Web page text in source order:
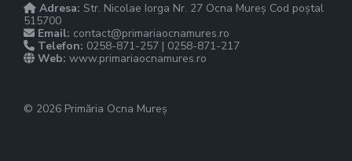
Adresa: Str. Nicolae Iorga Nr. 27 Ocna Mureș Cod poștal
515700
Email: contact@primariaocnamures.ro
Telefon: 0258-871-257 | 0258-871-217
Web: www.primariaocnamures.ro
© 2026 Primăria Ocna Mureș